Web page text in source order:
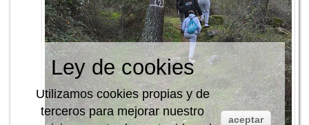
Ley de cookies
Utilizamos cookies propias y de
terceros para mejorar nuestro
aceptar